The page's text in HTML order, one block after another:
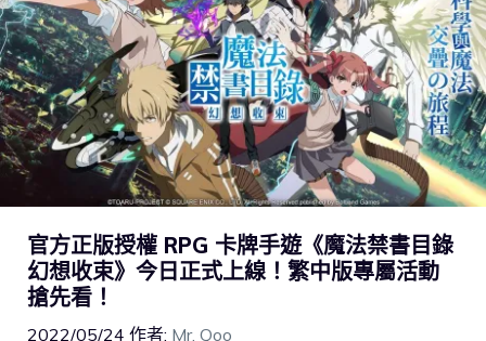
官方正版授權 RPG 卡牌手遊《魔法禁書目錄
幻想收束》今日正式上線！繁中版專屬活動
搶先看！
2022/05/24 作者: Mr. Qoo